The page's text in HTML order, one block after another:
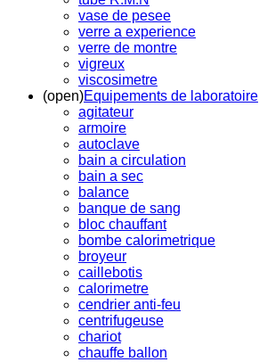
vase de pesee
verre a experience
verre de montre
vigreux
viscosimetre
(open)Equipements de laboratoire
agitateur
armoire
autoclave
bain a circulation
bain a sec
balance
banque de sang
bloc chauffant
bombe calorimetrique
broyeur
caillebotis
calorimetre
cendrier anti-feu
centrifugeuse
chariot
chauffe ballon